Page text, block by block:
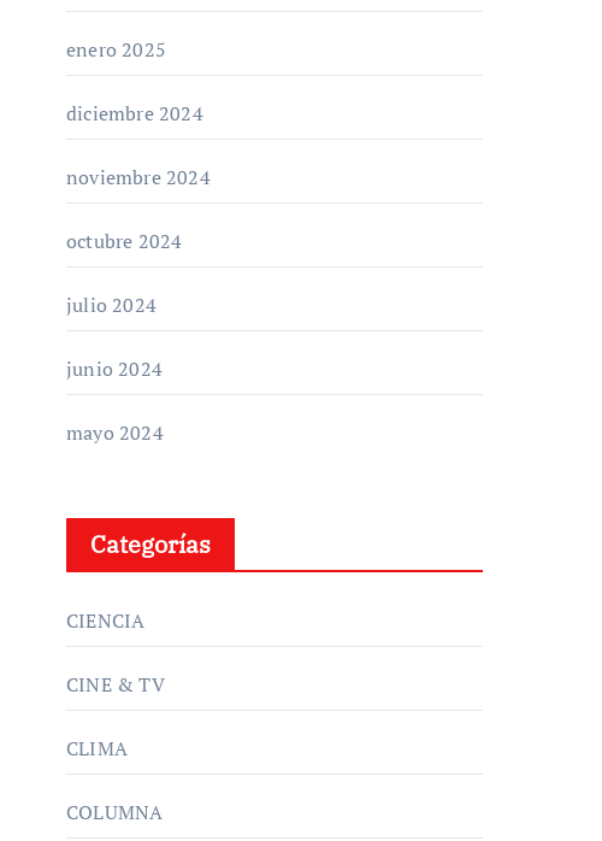
enero 2025
diciembre 2024
noviembre 2024
octubre 2024
julio 2024
junio 2024
mayo 2024
Categorías
CIENCIA
CINE & TV
CLIMA
COLUMNA